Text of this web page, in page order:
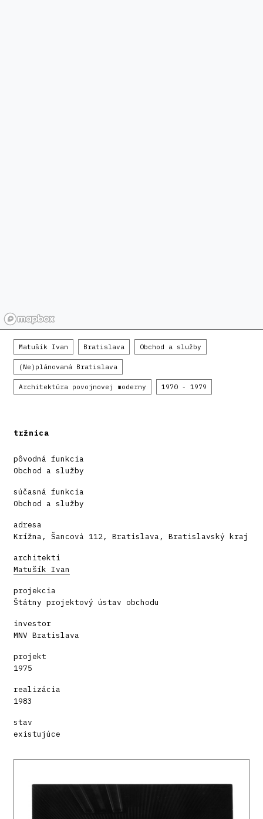
Matušík Ivan Bratislava Obchod a služby
(Ne)plánovaná Bratislava
Architektúra povojnovej moderny 1970 - 1979
tržnica
pôvodná funkcia
Obchod a služby
súčasná funkcia
Obchod a služby
adresa
Krížna, Šancová 112, Bratislava, Bratislavský kraj
architekti
Matušík Ivan
projekcia
Štátny projektový ústav obchodu
investor
MNV Bratislava
projekt
1975
realizácia
1983
stav
existujúce